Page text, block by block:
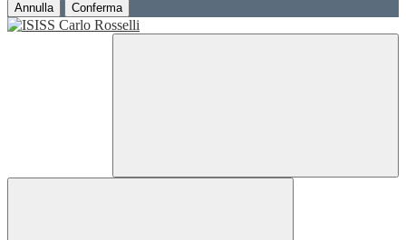
Annulla Conferma